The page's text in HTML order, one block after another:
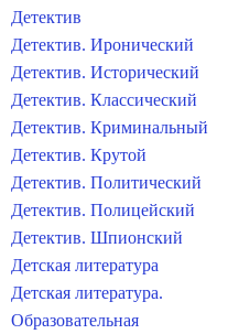
Детектив
Детектив. Иронический
Детектив. Исторический
Детектив. Классический
Детектив. Криминальный
Детектив. Крутой
Детектив. Политический
Детектив. Полицейский
Детектив. Шпионский
Детская литература
Детская литература.
Образовательная